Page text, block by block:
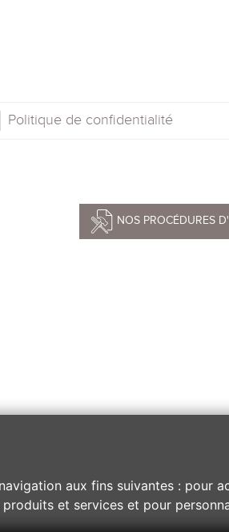
aux fins suivantes : pour
et services et pour
Politique de confidentialité
NOS PROCÉDURES